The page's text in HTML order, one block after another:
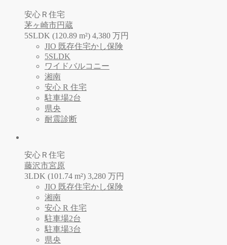
安心Ｒ住宅
茅ヶ崎市円蔵
5SLDK (120.89 m²) 4,380 万円
JIO 既存住宅かし保険
5SLDK
ワイドバルコニー
湘南
安心 R 住宅
駐車場2台
県央
耐震診断
安心Ｒ住宅
藤沢市宮原
3LDK (101.74 m²) 3,280 万円
JIO 既存住宅かし保険
湘南
安心 R 住宅
駐車場2台
駐車場3台
県央